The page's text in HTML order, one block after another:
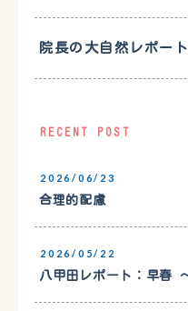
院長の大自然レポート
RECENT POST
2026/06/23
合理的配慮
2026/05/22
八甲田レポート：早春